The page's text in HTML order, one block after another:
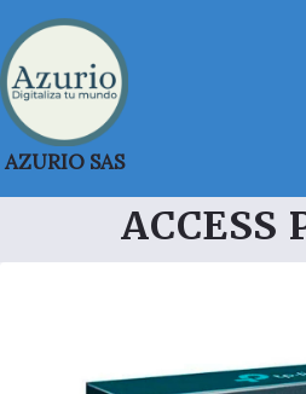
Saltar
al
contenido
AZURIO SAS
ACCESS